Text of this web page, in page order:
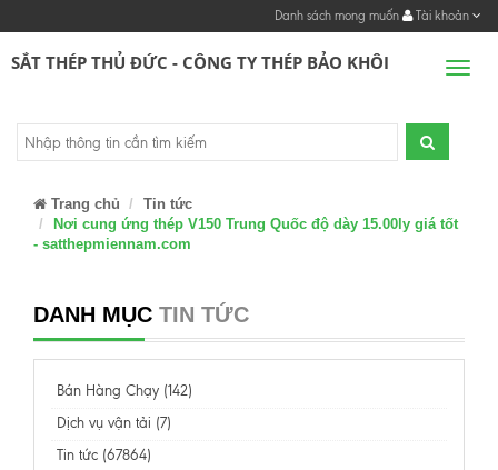
Danh sách mong muốn Tài khoản
SẮT THÉP THỦ ĐỨC - CÔNG TY THÉP BẢO KHÔI
Trang chủ
Tin tức
Nơi cung ứng thép V150 Trung Quốc độ dày 15.00ly giá tốt
- satthepmiennam.com
DANH MỤC TIN TỨC
Bán Hàng Chạy (142)
Dịch vụ vận tải (7)
Tin tức (67864)